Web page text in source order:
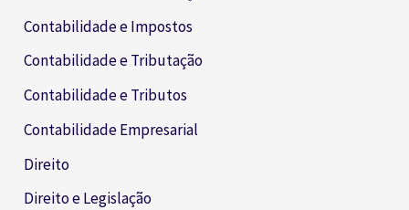
Contabilidade e Impostos
Contabilidade e Tributação
Contabilidade e Tributos
Contabilidade Empresarial
Direito
Direito e Legislação